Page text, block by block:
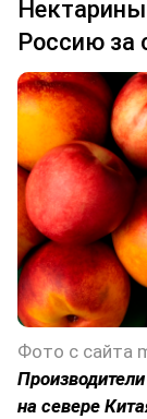
Россию за
Фото с сайта
на севере